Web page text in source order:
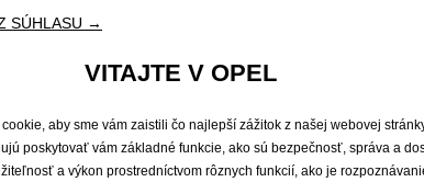
Informačno-zábavné systémy
Opel lifestyle shop
Opel Experimental
SÚHLASU →
VITAJTE V OPEL
aby sme vám zaistili čo najlepší zážitok z našej webovej
poskytovať vám základné funkcie, ako sú bezpečnosť, správa a
a výkon prostredníctvom rôznych funkcií, ako je